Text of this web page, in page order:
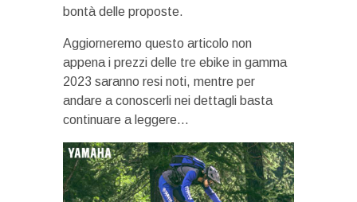
bontà delle proposte.
Aggiorneremo questo articolo non
appena i prezzi delle tre ebike in gamma
2023 saranno resi noti, mentre per
andare a conoscerli nei dettagli basta
continuare a leggere…